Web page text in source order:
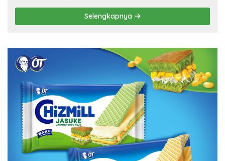
Selengkapnya